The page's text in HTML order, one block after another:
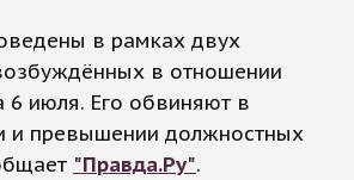
в рамках двух
в отношении
6 июля. Его обвиняют в
и превышении должностных
"Правда.Ру".